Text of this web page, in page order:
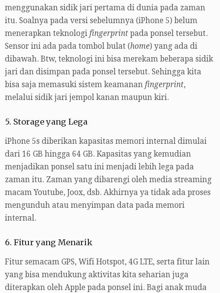
menggunakan sidik jari pertama di dunia pada zaman
itu. Soalnya pada versi sebelumnya (iPhone 5) belum
menerapkan teknologi fingerprint pada ponsel tersebut.
Sensor ini ada pada tombol bulat (home) yang ada di
dibawah. Btw, teknologi ini bisa merekam beberapa sidik
jari dan disimpan pada ponsel tersebut. Sehingga kita
bisa saja memasuki sistem keamanan fingerprint,
melalui sidik jari jempol kanan maupun kiri.
5. Storage yang Lega
iPhone 5s diberikan kapasitas memori internal dimulai
dari 16 GB hingga 64 GB. Kapasitas yang kemudian
menjadikan ponsel satu ini menjadi lebih lega pada
zaman itu. Zaman yang dibarengi oleh media streaming
macam Youtube, Joox, dsb. Akhirnya ya tidak ada proses
mengunduh atau menyimpan data pada memori
internal.
6. Fitur yang Menarik
Fitur semacam GPS, Wifi Hotspot, 4G LTE, serta fitur lain
yang bisa mendukung aktivitas kita seharian juga
diterapkan oleh Apple pada ponsel ini. Bagi anak muda